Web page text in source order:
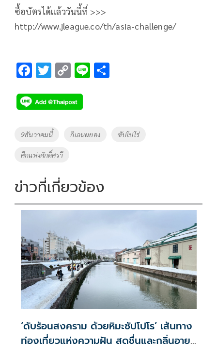
ซื้อบัตรได้แล้ววันนี้ที่ >>>
http://www.jleague.co/th/asia-challenge/
F
e
b
o
o
k
T
tt
er
C
p
y
Li
Li
Tags
9ธันวาคมนี้ กิเลนผยอง ซัปโปโร่
ศึกแห่งศักดิ์ศราี
ข่าวที่เกี่ยวข้อง
‘ดับร้อนสงคราม ด้วยหิมะซัปโปโร’ เส้นทาง
ท่องเที่ยวแห่งความฝัน สดชื่นและกลิ่นอาย